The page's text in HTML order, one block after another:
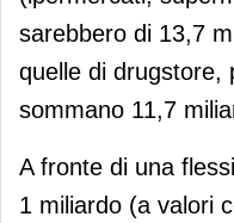
sarebbero di 13,7
quelle di drugstore,
sommano 11,7
A fronte di una
1 miliardo (a valori